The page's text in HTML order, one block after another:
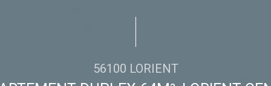
56100 LORIENT